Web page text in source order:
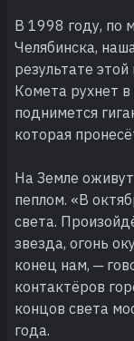
В 1998 году, по
Челябинска,
результате
Комета рухнет
поднимется
которая
На Земле
пеплом. «В
света.
звезда, огонь
конец нам, ─
контактёров
концов света
года.